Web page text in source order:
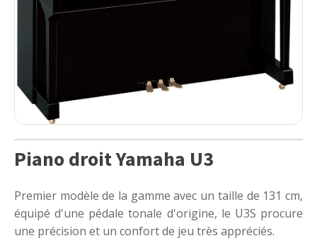
Piano droit Yamaha U3
Premier modèle de la gamme avec un taille de 131 cm,
équipé d'une pédale tonale d'origine, le U3S procure
une précision et un confort de jeu très appréciés.